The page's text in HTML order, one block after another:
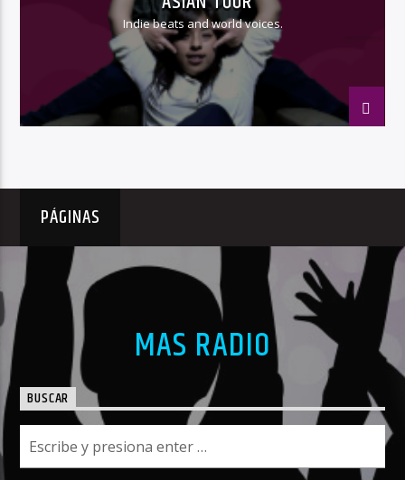
Indie beats and world voices.
PÁGINAS
MAS RADIO
BUSCAR